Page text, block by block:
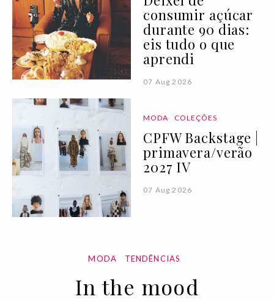
consumir açúcar
durante 90 dias:
eis tudo o que
aprendi
07 Aug 2026
MODA COLEÇÕES
CPFW Backstage |
primavera/verão
2027 IV
07 Aug 2026
MODA TENDÊNCIAS
In the mood